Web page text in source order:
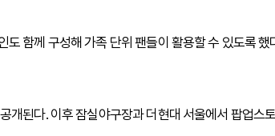
도 함께 구성해 가족 단위 팬들이 활용할 수 있도록
개된다. 이후 잠실야구장과 더현대 서울에서 팝업스